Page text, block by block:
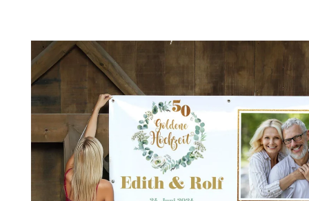
Zu
Produktinformationen
springen